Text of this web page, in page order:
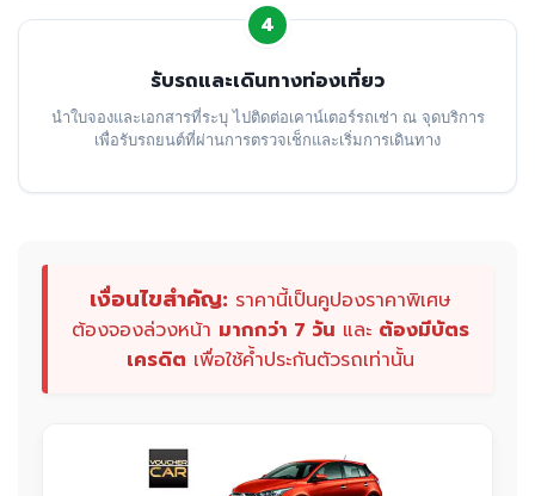
4
รับรถและเดินทางท่องเที่ยว
นำใบจองและเอกสารที่ระบุ ไปติดต่อเคาน์เตอร์รถเช่า ณ จุดบริการ
เพื่อรับรถยนต์ที่ผ่านการตรวจเช็กและเริ่มการเดินทาง
เงื่อนไขสำคัญ: ราคานี้เป็นคูปองราคาพิเศษ
ต้องจองล่วงหน้า มากกว่า 7 วัน และ ต้องมีบัตร
เครดิต เพื่อใช้ค้ำประกันตัวรถเท่านั้น